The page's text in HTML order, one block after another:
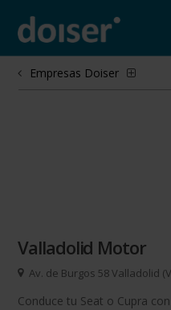
Empresas Doiser
Valladolid Motor
Av. de Burgos 58 Valladolid
Conduce tu Seat o Cupra